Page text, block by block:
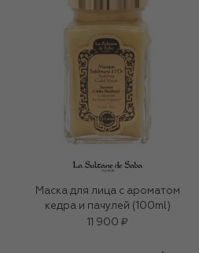
Маска для лица c ароматом
кедра и пачулей (100ml)
11 900 ₽